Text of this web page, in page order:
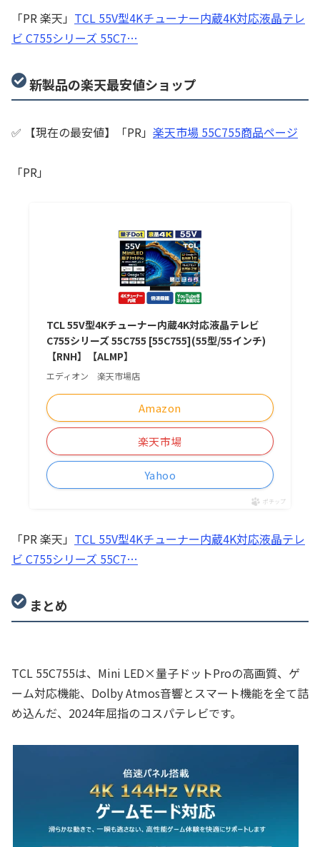
「PR 楽天」 TCL 55V型4Kチューナー内蔵4K対応液晶テレ
ビ C755シリーズ 55C7…
新製品の楽天最安値ショップ
✅ 【現在の最安値】「PR」 楽天市場 55C755商品ページ
「PR」
TCL 55V型4Kチューナー内蔵4K対応液晶テレビ
C755シリーズ 55C755 [55C755](55型/55インチ)
【RNH】【ALMP】
エディオン 楽天市場店
Amazon
楽天市場
Yahoo
ポチップ
「PR 楽天」 TCL 55V型4Kチューナー内蔵4K対応液晶テレ
ビ C755シリーズ 55C7…
まとめ
TCL 55C755は、Mini LED×量子ドットProの高画質、ゲ
ーム対応機能、Dolby Atmos音響とスマート機能を全て詰
め込んだ、2024年屈指のコスパテレビです。